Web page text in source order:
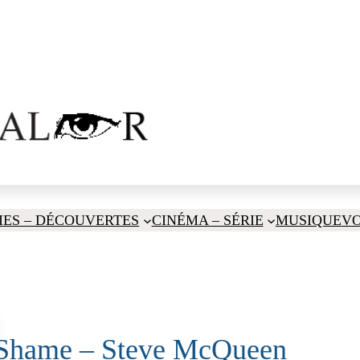
– DÉCOUVERTES CINÉMA – SÉRIE MUSIQUE
– Steve McQueen